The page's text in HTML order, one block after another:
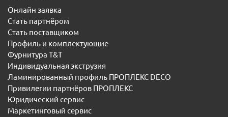
Онлайн заявка
Стать партнёром
Стать поставщиком
Профиль и комплектующие
Фурнитура T&T
Индивидуальная экструзия
Ламинированный профиль ПРОПЛЕКС DECO
Привилегии партнёров ПРОПЛЕКС
Юридический сервис
Маркетинговый сервис